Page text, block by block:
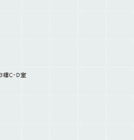
樓C-D室